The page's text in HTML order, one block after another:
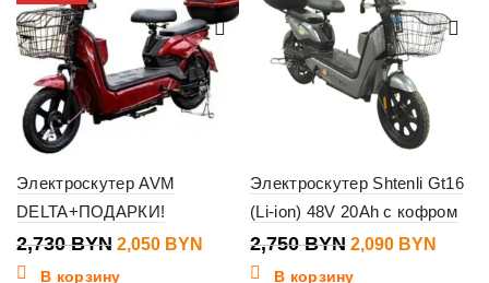
Электроскутер AVM
DELTA+ПОДАРКИ!
2,730BYN 2,050 BYN
В корзину
Электроскутер Shtenli Gt16
(Li-ion) 48V 20Ah с кофром
2,750BYN 2,090 BYN
В корзину